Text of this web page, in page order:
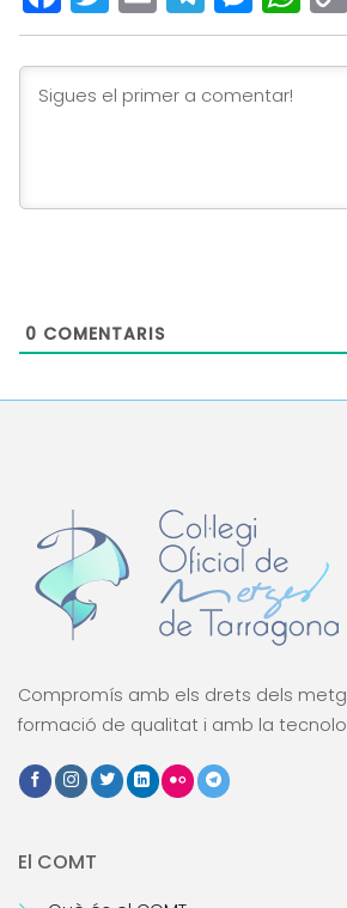
0 COMENTARIS
Compromís amb els drets dels
formació de qualitat i amb la
El COMT